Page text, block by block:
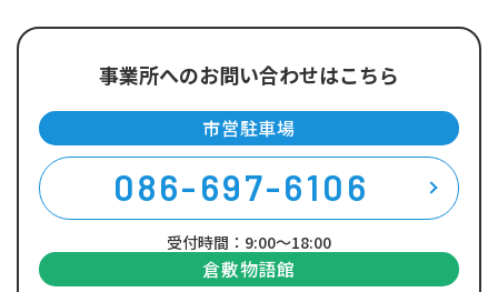
事業所へのお問い合わせはこちら
市営駐車場
086-697-6106
受付時間：9:00～18:00
倉敷物語館